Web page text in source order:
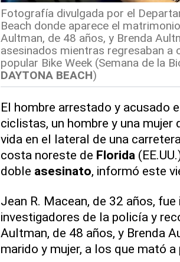
Fotografía divulgada por el
Beach donde aparece el
Aultman, de 48 años, y Brenda
asesinados mientras regresaban a
popular Bike Week (Semana de la
DAYTONA BEACH)
El hombre arrestado y acusado
ciclistas, un hombre y una
vida en el lateral de una
costa noreste de Florida
doble asesinato, informó este
Jean R. Macean, de 32 años,
investigadores de la policía y
Aultman, de 48 años, y Brenda
marido y mujer, a los que mató a